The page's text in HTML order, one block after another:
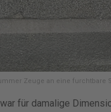
Zeuge an eine furchtbare
für damalige